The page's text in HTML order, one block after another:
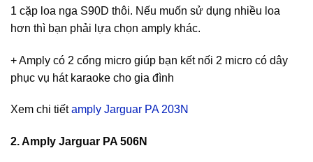
1 cặp loa nga S90D thôi. Nếu muốn sử dụng nhiều loa
hơn thì bạn phải lựa chọn amply khác.
+ Amply có 2 cổng micro giúp bạn kết nối 2 micro có dây
phục vụ hát karaoke cho gia đình
Xem chi tiếtamply Jarguar PA 203N
2. Amply Jarguar PA 506N